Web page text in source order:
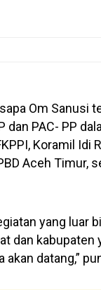
Om Sanusi
dan PAC- PP
Koramil
Aceh Timur,
yang luar
dan
akan datang,”